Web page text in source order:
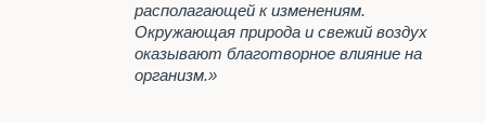
Контакты
располагающей к изменениям.
Окружающая природа и свежий воздух
оказывают благотворное влияние на
организм.»